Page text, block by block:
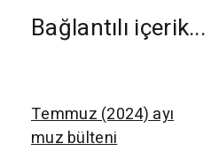
Bağlantılı içerik...
Temmuz (2024) ayı
muz bülteni